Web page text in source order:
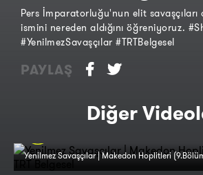
Pers İmparatorluğu'nun elit savaşçıları
ismini nereden aldığını öğreniyoruz.
#YenilmezSavaşçılar #TRTBelgesel
PAYLAŞ
Diğer
Yenilmez Savaşçılar | Makedon Hoplitleri